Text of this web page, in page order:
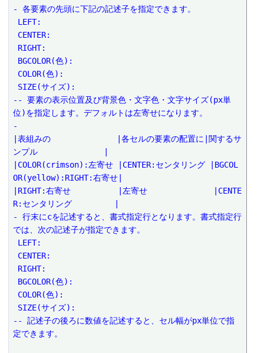
- 各要素の先頭に下記の記述子を指定できます。
LEFT:
CENTER:
RIGHT:
BGCOLOR(色):
COLOR(色):
SIZE(サイズ):
-- 要素の表示位置及び背景色・文字色・文字サイズ(px単
位)を指定します。デフォルトは左寄せになります。
-
|表組みの              |各セルの要素の配置に|関するサ
ンプル              |
|COLOR(crimson):左寄せ |CENTER:センタリング |BGCOL
OR(yellow):RIGHT:右寄せ|
|RIGHT:右寄せ          |左寄せ              |CENTE
R:センタリング         |
- 行末にcを記述すると、書式指定行となります。書式指定行
では、次の記述子が指定できます。
LEFT:
CENTER:
RIGHT:
BGCOLOR(色):
COLOR(色):
SIZE(サイズ):
-- 記述子の後ろに数値を記述すると、セル幅がpx単位で指
定できます。